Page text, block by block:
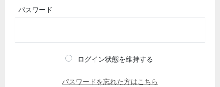
パスワード
ログイン状態を維持する
パスワードを忘れた方はこちら